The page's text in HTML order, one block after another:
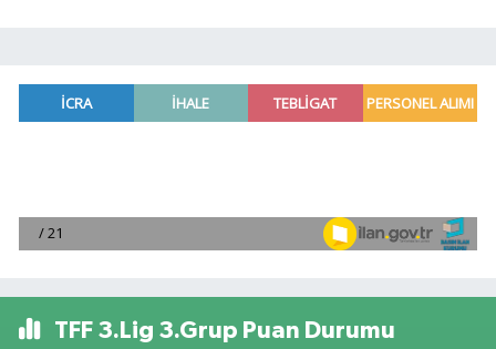
TFF 3.Lig 3.Grup Puan Durumu